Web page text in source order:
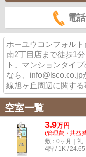
電
ホーユウコンフォル
南2丁目店まで徒歩1
ト。マンションタイ
なら、info@lsco.co.jp
線旭ヶ丘周辺に関する
空室一覧
3.9万円
(管理費・共益
敷：0ヶ月｜礼
4階 / 1K / 24.65